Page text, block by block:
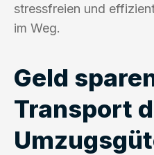
stressfreien und
im Weg.
Geld
Transport